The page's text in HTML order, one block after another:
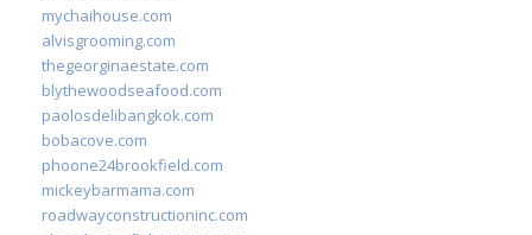
mychaihouse.com
alvisgrooming.com
thegeorginaestate.com
blythewoodseafood.com
paolosdelibangkok.com
bobacove.com
phoone24brookfield.com
mickeybarmama.com
roadwayconstructioninc.com